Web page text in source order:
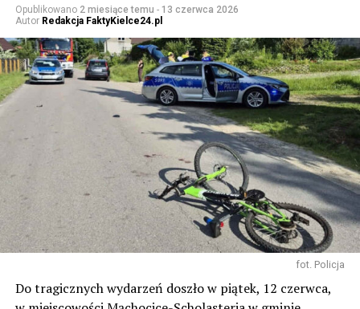
Opublikowano 2 miesiące temu - 13 czerwca 2026
Autor Redakcja FaktyKielce24.pl
fot. Policja
Do tragicznych wydarzeń doszło w piątek, 12 czerwca,